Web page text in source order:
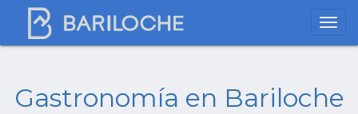
Gastronomía en Bariloche